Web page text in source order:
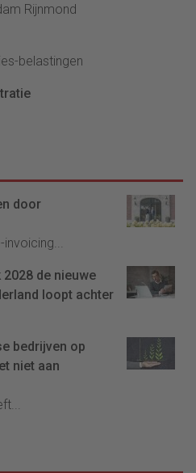
Rijnmond
belastingen
door
de nieuwe
loopt achter
bedrijven op
niet aan